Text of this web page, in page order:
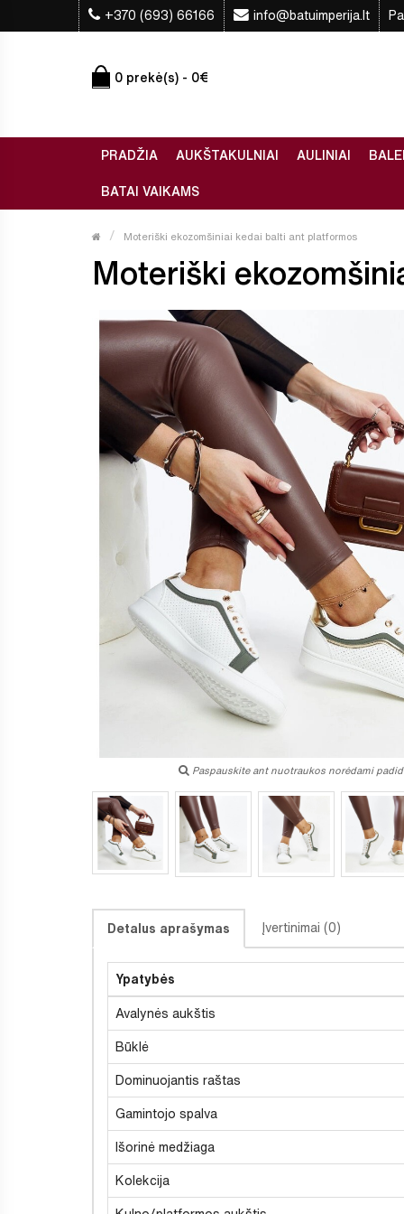
+370 (693) 66166 info@batuimperija.lt
0 prekė(s) - 0€
PRADŽIA AUKŠTAKULNIAI AULINIAI
BATAI VAIKAMS
Moteriški ekozomšiniai kedai balti ant platformos
Moteriški
Paspauskite ant nuotraukos norėdami
Detalus aprašymas Įvertinimai (0)
Ypatybės
Avalynės aukštis
Būklė
Dominuojantis raštas
Gamintojo spalva
Išorinė medžiaga
Kolekcija